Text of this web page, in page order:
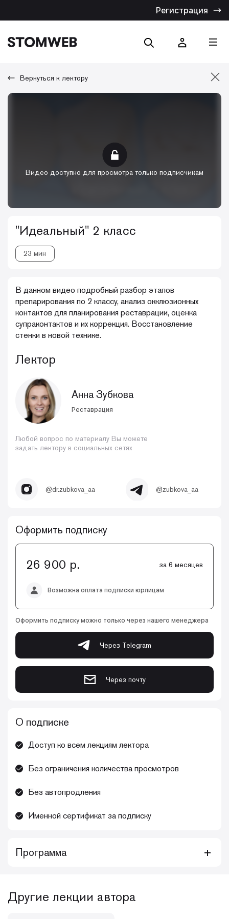
Регистрация
Вернуться к лектору
Видео доступно для просмотра только подписчикам
"Идеальный" 2 класс
23 мин
В данном видео подробный разбор этапов
препарирования по 2 классу, анализ окклюзионных
контактов для планирования реставрации, оценка
супраконтактов и их коррекция. Восстановление
стенки в новой технике.
Лектор
Анна Зубкова
Реставрация
Любой вопрос по материалу Вы можете
задать лектору в социальных сетях
@dr.zubkova_aa @zubkova_aa
Оформить подписку
26 900 р. за 6 месяцев
Возможна оплата подписки юрлицам
Оформить подписку можно только через нашего менеджера
Через Telegram
Через почту
О подписке
Доступ ко всем лекциям лектора
Без ограничения количества просмотров
Без автопродления
Именной сертификат за подписку
Программа
предсказуемого результата» включает видеозаписи
лечения у детей и взрослых, теоретический блок,
Другие лекции автора
Отмена